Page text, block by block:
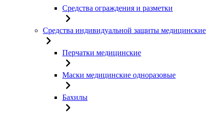
Средства ограждения и разметки
Средства индивидуальной защиты медицинские
Перчатки медицинские
Маски медицинские одноразовые
Бахилы